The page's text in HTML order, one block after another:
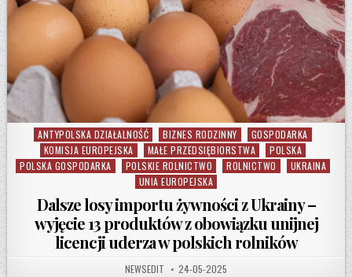
Posted in
ANTYPOLSKA DZIAŁALNOŚĆ BIZNES RODZINNY
GOSPODARKA
KOMISJA EUROPEJSKA
MAŁE PRZEDSIĘBIORSTWA
POLSKA
POLSKA GOSPODARKA
POLSKIE ROLNICTWO ROLNICTWO
UKRAINA
UNIA EUROPEJSKA
Dalsze losy importu żywności z Ukrainy –
wyjęcie 13 produktów z obowiązku unijnej
licencji uderza w polskich rolników
AUTHOR:
NEWSEDIT PUBLISHED DATE:
24-05-2025